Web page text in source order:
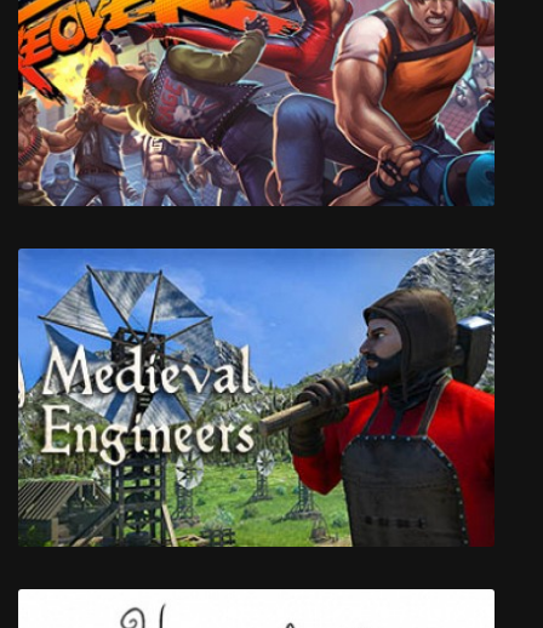
The TakeOver